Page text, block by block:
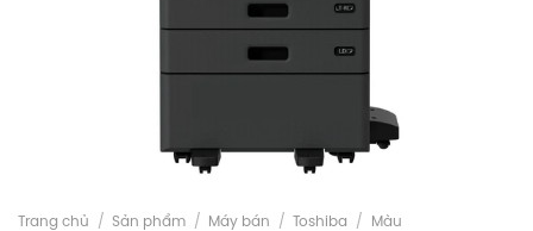
Trang chủ / Sản phẩm / Máy bán / Toshiba / Màu